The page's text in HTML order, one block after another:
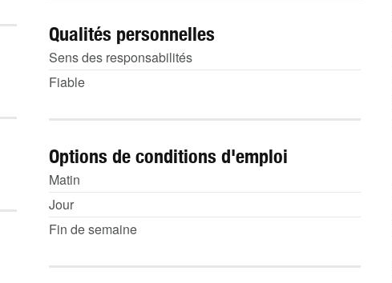
Qualités personnelles
Sens des responsabilités
Fiable
Options de conditions d'emploi
Matin
Jour
Fin de semaine